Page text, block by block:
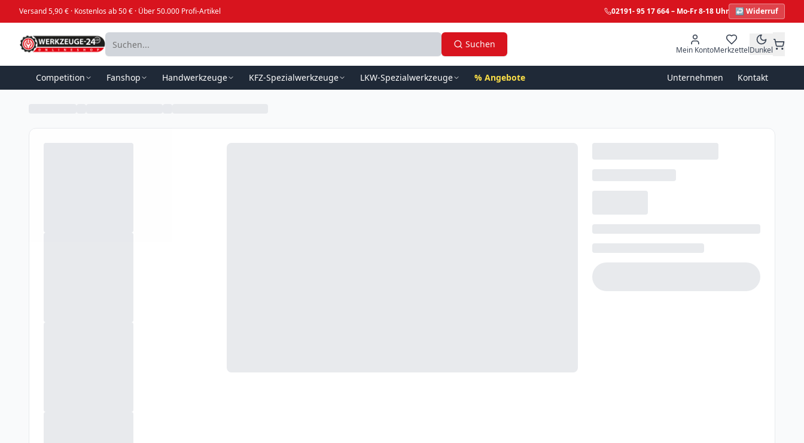
Versand 5,90 € · Kostenlos ab 50 € · Über 50.000 Profi-Artikel 02191- 95 17 664 – Mo-Fr 8-18 Uhr ↩ Widerruf
Suchen
Mein KontoMerkzettelDunkel
Competition Fanshop Handwerkzeuge KFZ-Spezialwerkzeuge LKW-Spezialwerkzeuge % Angebote Unternehmen Kontakt